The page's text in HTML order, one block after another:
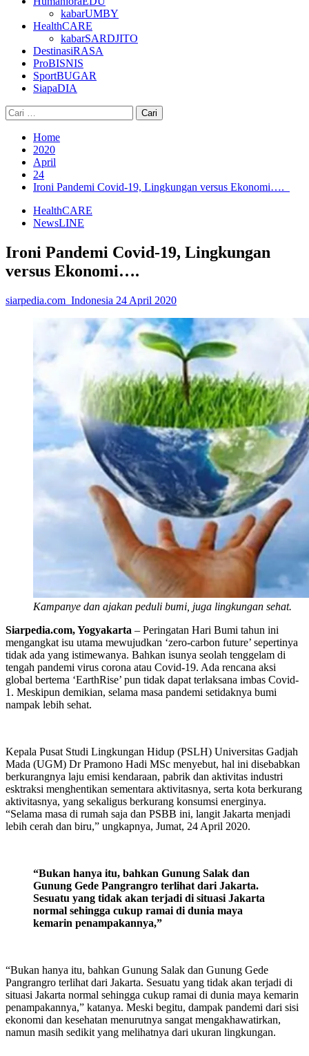
kabarUMBY
HealthCARE
kabarSARDJITO
DestinasiRASA
ProBISNIS
SportBUGAR
SiapaDIA
Cari
untuk:
Home
2020
April
24
Ironi Pandemi Covid-19, Lingkungan versus Ekonomi….
HealthCARE
NewsLINE
Ironi Pandemi Covid-19, Lingkungan
versus Ekonomi….
siarpedia.com_Indonesia 24 April 2020
Kampanye dan ajakan peduli bumi, juga lingkungan sehat.
Siarpedia.com, Yogyakarta – Peringatan Hari Bumi tahun ini
mengangkat isu utama mewujudkan ‘zero-carbon future’ sepertinya
tidak ada yang istimewanya. Bahkan isunya seolah tenggelam di
tengah pandemi virus corona atau Covid-19. Ada rencana aksi
global bertema ‘EarthRise’ pun tidak dapat terlaksana imbas Covid-
1. Meskipun demikian, selama masa pandemi setidaknya bumi
nampak lebih sehat.
Kepala Pusat Studi Lingkungan Hidup (PSLH) Universitas Gadjah
Mada (UGM) Dr Pramono Hadi MSc menyebut, hal ini disebabkan
berkurangnya laju emisi kendaraan, pabrik dan aktivitas industri
esktraksi menghentikan sementara aktivitasnya, serta kota berkurang
aktivitasnya, yang sekaligus berkurang konsumsi energinya.
“Selama masa di rumah saja dan PSBB ini, langit Jakarta menjadi
lebih cerah dan biru,” ungkapnya, Jumat, 24 April 2020.
“Bukan hanya itu, bahkan Gunung Salak dan
Gunung Gede Pangrangro terlihat dari Jakarta.
Sesuatu yang tidak akan terjadi di situasi Jakarta
normal sehingga cukup ramai di dunia maya
kemarin penampakannya,”
“Bukan hanya itu, bahkan Gunung Salak dan Gunung Gede
Pangrangro terlihat dari Jakarta. Sesuatu yang tidak akan terjadi di
situasi Jakarta normal sehingga cukup ramai di dunia maya kemarin
penampakannya,” katanya. Meski begitu, dampak pandemi dari sisi
ekonomi dan kesehatan menurutnya sangat mengakhawatirkan,
namun masih sedikit yang melihatnya dari ukuran lingkungan.